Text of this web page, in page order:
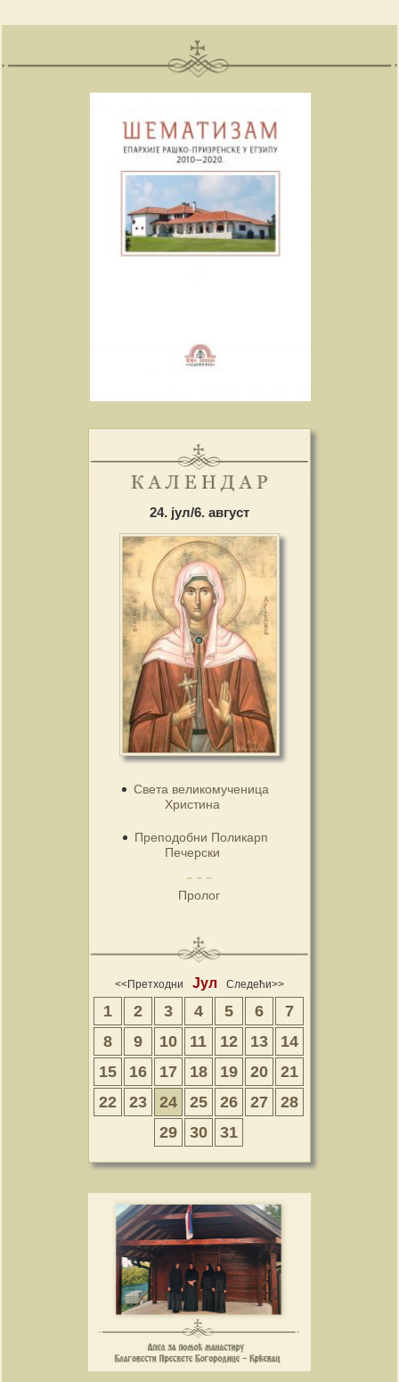
24. јул/6. август
Света великомученица
Христина
Преподобни Поликарп
Печерски
Пролог
<<Претходни Јул Следећи>>
1 2 3 4 5 6
7
8
9 10 11 12 13
14
15
16 17 18 19 20
21
22
23 24 25 26 27
28
29
30 31